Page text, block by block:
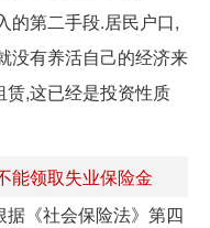
的第二手段.居民户口,
没有养活自己的经济来
,这已经是投资性质
能领取失业保险金
《社会保险法》第四